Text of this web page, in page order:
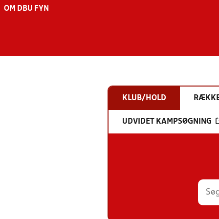
OM DBU FYN
KLUB/HOLD
UDVIDET KAMPSØGNING